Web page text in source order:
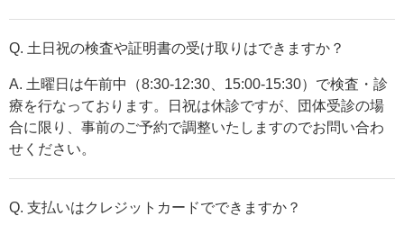
Q. 土日祝の検査や証明書の受け取りはできますか？
A. 土曜日は午前中（8:30-12:30、15:00-15:30）で検査・診
療を行なっております。日祝は休診ですが、団体受診の場
合に限り、事前のご予約で調整いたしますのでお問い合わ
せください。
Q. 支払いはクレジットカードでできますか？